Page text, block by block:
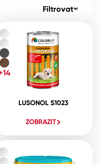
Filtrovat
LUSONOL S1023
ZOBRAZIT